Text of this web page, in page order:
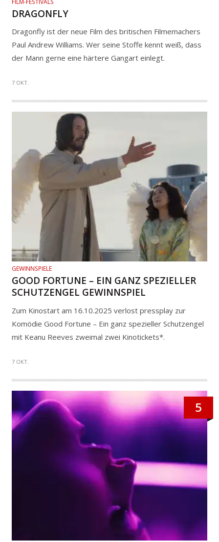
DRAGONFLY
Dragonfly ist der neue Film des britischen Filmemachers
Paul Andrew Williams. Wer seine Stoffe kennt weiß, dass
der Mann gerne eine härtere Gangart einlegt.
7 OKT.
GEWINNSPIELE
GOOD FORTUNE – EIN GANZ SPEZIELLER
SCHUTZENGEL GEWINNSPIEL
Zum Kinostart am 16.10.2025 verlost pressplay zur
Komödie Good Fortune – Ein ganz spezieller Schutzengel
mit Keanu Reeves zweimal zwei Kinotickets*.
7 OKT.
5